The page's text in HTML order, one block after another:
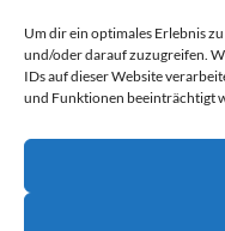
Um dir ein optimales Erlebnis
und/oder darauf zuzugreifen.
IDs auf dieser Website
und Funktionen beeinträchtigt